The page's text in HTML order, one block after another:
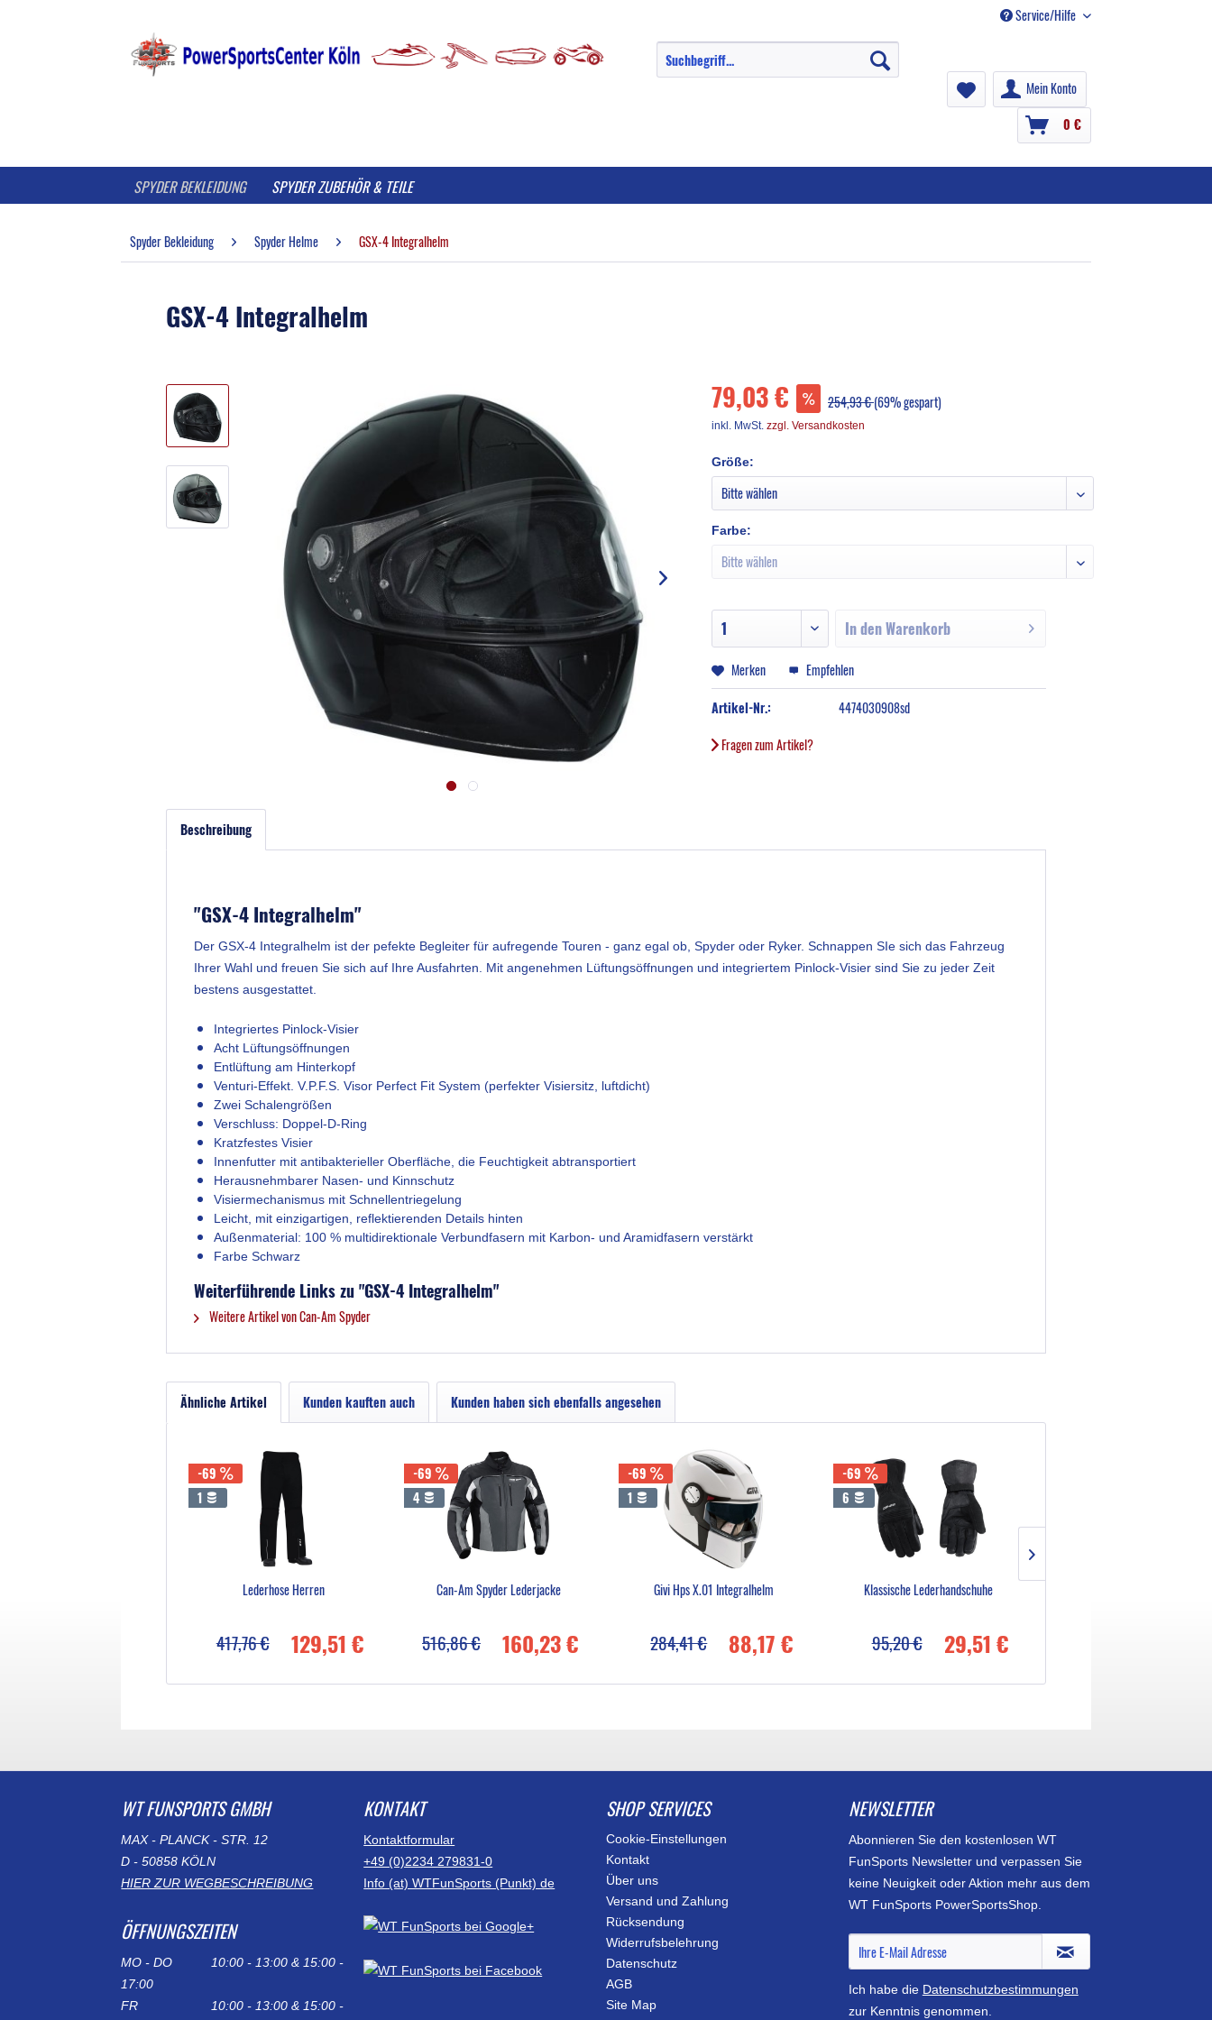
Service/Hilfe
Mein Konto
0 €
SPYDER BEKLEIDUNG SPYDER ZUBEHÖR & TEILE
Spyder Bekleidung Spyder Helme GSX-4 Integralhelm
GSX-4 Integralhelm
79,03 € 254,93 €(69% gespart)
inkl. MwSt. zzgl. Versandkosten
Größe:
Farbe:
In denWarenkorb
Merken
Empfehlen
Artikel-Nr.:
4474030908sd
Fragen zum Artikel?
Beschreibung
"GSX-4 Integralhelm"
Der GSX-4 Integralhelm ist der pefekte Begleiter für aufregende Touren - ganz egal ob, Spyder oder Ryker. Schnappen SIe sich das Fahrzeug
Ihrer Wahl und freuen Sie sich auf Ihre Ausfahrten. Mit angenehmen Lüftungsöffnungen und integriertem Pinlock-Visier sind Sie zu jeder Zeit
bestens ausgestattet.
Integriertes Pinlock-Visier
Acht Lüftungsöffnungen
Entlüftung am Hinterkopf
Venturi-Effekt. V.P.F.S. Visor Perfect Fit System (perfekter Visiersitz, luftdicht)
Zwei Schalengrößen
Verschluss: Doppel-D-Ring
Kratzfestes Visier
Innenfutter mit antibakterieller Oberfläche, die Feuchtigkeit abtransportiert
Herausnehmbarer Nasen- und Kinnschutz
Visiermechanismus mit Schnellentriegelung
Leicht, mit einzigartigen, reflektierenden Details hinten
Außenmaterial: 100 % multidirektionale Verbundfasern mit Karbon- und Aramidfasern verstärkt
Farbe Schwarz
Weiterführende Links zu "GSX-4 Integralhelm"
Weitere Artikel von Can-Am Spyder
Ähnliche Artikel Kunden kauften auch Kunden haben sich ebenfalls angesehen
-69
1
Lederhose Herren
129,51 €
417,76 €
-69
4
Can-Am Spyder Lederjacke
160,23 €
516,86 €
-69
1
Givi Hps X.01 Integralhelm
88,17 €
284,41 €
-69
6
Klassische Lederhandschuhe
29,51 €
95,20 €
WT FUNSPORTS GMBH
MAX - PLANCK - STR. 12
D - 50858 KÖLN
HIER ZUR WEGBESCHREIBUNG
ÖFFNUNGSZEITEN
MO - DO
10:00 - 13:00 & 15:00 -
17:00
FR
10:00 - 13:00 & 15:00 -
KONTAKT
Kontaktformular
+49 (0)2234 279831-0
Info (at) WTFunSports (Punkt) de
SHOP SERVICES
Cookie-Einstellungen
Kontakt
Über uns
Versand und Zahlung
Rücksendung
Widerrufsbelehrung
Datenschutz
AGB
Site Map
NEWSLETTER
Abonnieren Sie den kostenlosen WT
FunSports Newsletter und verpassen Sie
keine Neuigkeit oder Aktion mehr aus dem
WT FunSports PowerSportsShop.
Ich habe die Datenschutzbestimmungen
zur Kenntnis genommen.